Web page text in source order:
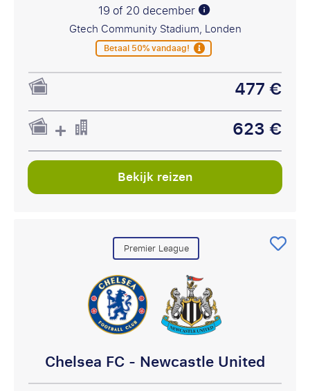
19 of 20 december
Gtech Community Stadium, Londen
Betaal 50% vandaag!
477 €
623 €
Bekijk reizen
Premier League
Chelsea FC - Newcastle United